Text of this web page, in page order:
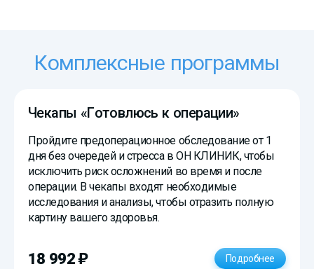
Комплексные программы
Чекапы «Готовлюсь к операции»
Пройдите предоперационное обследование от 1
дня без очередей и стресса вОН КЛИНИК, чтобы
исключить риск осложнений во время и после
операции. В чекапы входят необходимые
исследования и анализы, чтобы отразить полную
картину вашего здоровья.
18 992) Подробнее